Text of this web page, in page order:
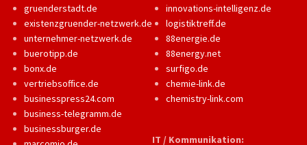
gruenderstadt.de
existenzgruender-netzwerk.de
unternehmer-netzwerk.de
buerotipp.de
bonx.de
vertriebsoffice.de
businesspress24.com
business-telegramm.de
businessburger.de
innovations-intelligenz.de
logistiktreff.de
88energie.de
88energy.net
surfigo.de
chemie-link.de
chemistry-link.com
IT / Kommunikation: